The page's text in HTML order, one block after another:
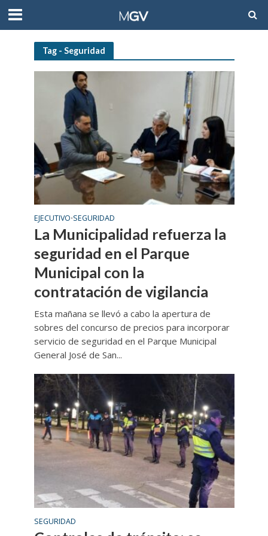
Tag - Seguridad
EJECUTIVO•SEGURIDAD
La Municipalidad refuerza la
seguridad en el Parque
Municipal con la
contratación de vigilancia
Esta mañana se llevó a cabo la apertura de
sobres del concurso de precios para incorporar
servicio de seguridad en el Parque Municipal
General José de San...
SEGURIDAD